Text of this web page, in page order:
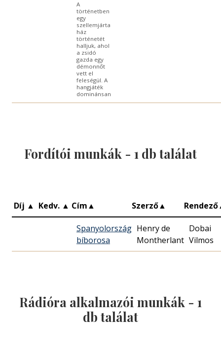
A
történetben
egy
szellemjárta
ház
történetét
halljuk, ahol
a zsidó
gazda egy
démonnőt
vett el
feleségül. A
hangjáték
dominánsan
Fordítói munkák - 1 db találat
Díj ▲ Kedv. ▲ Cím▲ Szerző▲ Rendező
Spanyolország
bíborosa
Henry de
Montherlant
Dobai
Vilmos
Rádióra alkalmazói munkák - 1
db találat